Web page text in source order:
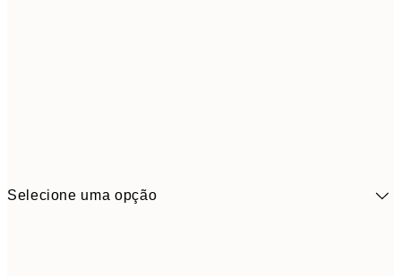
Selecione uma opção